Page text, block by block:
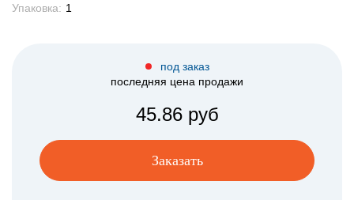
Упаковка: 1
под заказ
последняя цена продажи
45.86 руб
Заказать